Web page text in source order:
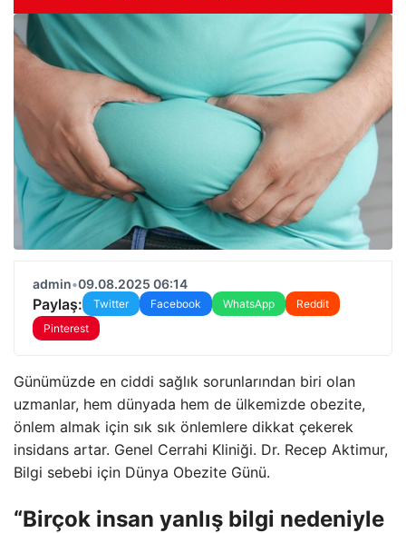
admin•09.08.2025 06:14
Paylaş: Twitter Facebook WhatsApp
Reddit
Pinterest
Günümüzde en ciddi sağlık sorunlarından biri olan
uzmanlar, hem dünyada hem de ülkemizde obezite,
önlem almak için sık sık önlemlere dikkat çekerek
insidans artar. Genel Cerrahi Kliniği. Dr. Recep Aktimur,
Bilgi sebebi için Dünya Obezite Günü.
“Birçok insan yanlış bilgi nedeniyle